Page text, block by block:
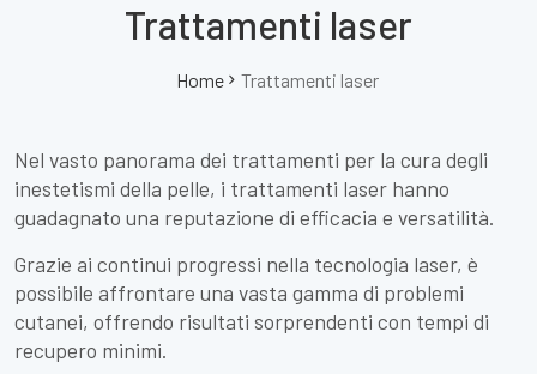
Trattamenti laser
Home Trattamenti laser
Nel vasto panorama dei trattamenti per la cura degli
inestetismi della pelle, i trattamenti laser hanno
guadagnato una reputazione di efficacia e versatilità.
Grazie ai continui progressi nella tecnologia laser, è
possibile affrontare una vasta gamma di problemi
cutanei, offrendo risultati sorprendenti con tempi di
recupero minimi.